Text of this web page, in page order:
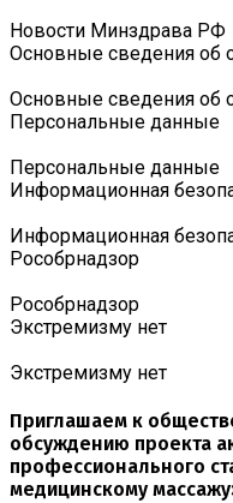
Новости Минздрава РФ
Основные сведения об
Основные сведения об
Персональные данные
Персональные данные
Информационная
Информационная
Роcобрнадзор
Роcобрнадзор
Экстремизму нет
Экстремизму нет
Приглашаем к
обсуждению проекта
профессионального
медицинскому